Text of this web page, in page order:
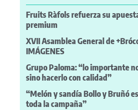
Fruits Ràfols refuerza su
premium
XVII Asamblea General de
IMÁGENES
Grupo Paloma: “lo importante
sino hacerlo con calidad”
“Melón y sandía Bollo y Bruñó
toda la campaña”